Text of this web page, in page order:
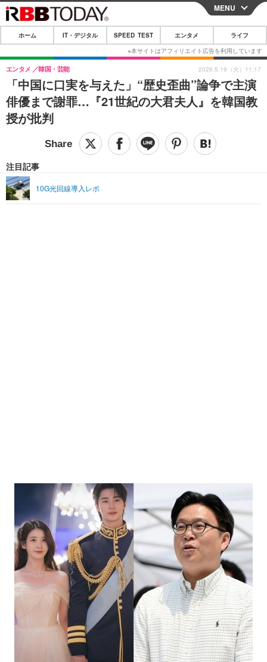
CLOSE
ホーム
IT・デジタル
IT・デジタルTOP スマートフォン
ガジェット・ツール
ショッピング その他
SPEED TEST
エンタメ
エンタメTOP 映画・ドラマ
音楽
ペット
リリース一覧
プッシュ通知の停止方法
MENU
ホーム IT・デジタル SPEED TEST エンタメ ライフ
「中国に口実を与えた」“歴史歪曲”論争で主演
俳優まで謝罪…『21世紀の大君夫人』を韓国教
授が批判
エンタメ 韓国・芸能
注目記事
10G光回線導入レポ
2026.5.19（火）11:17